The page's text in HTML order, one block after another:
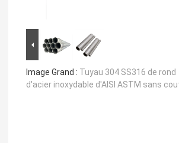
Image Grand : Tuyau 304 SS316 de rond
d'acier inoxydable d'AISI ASTM sans